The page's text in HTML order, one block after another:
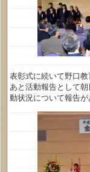
表彰式に続いて野口
あと活動報告として
動状況について報告が